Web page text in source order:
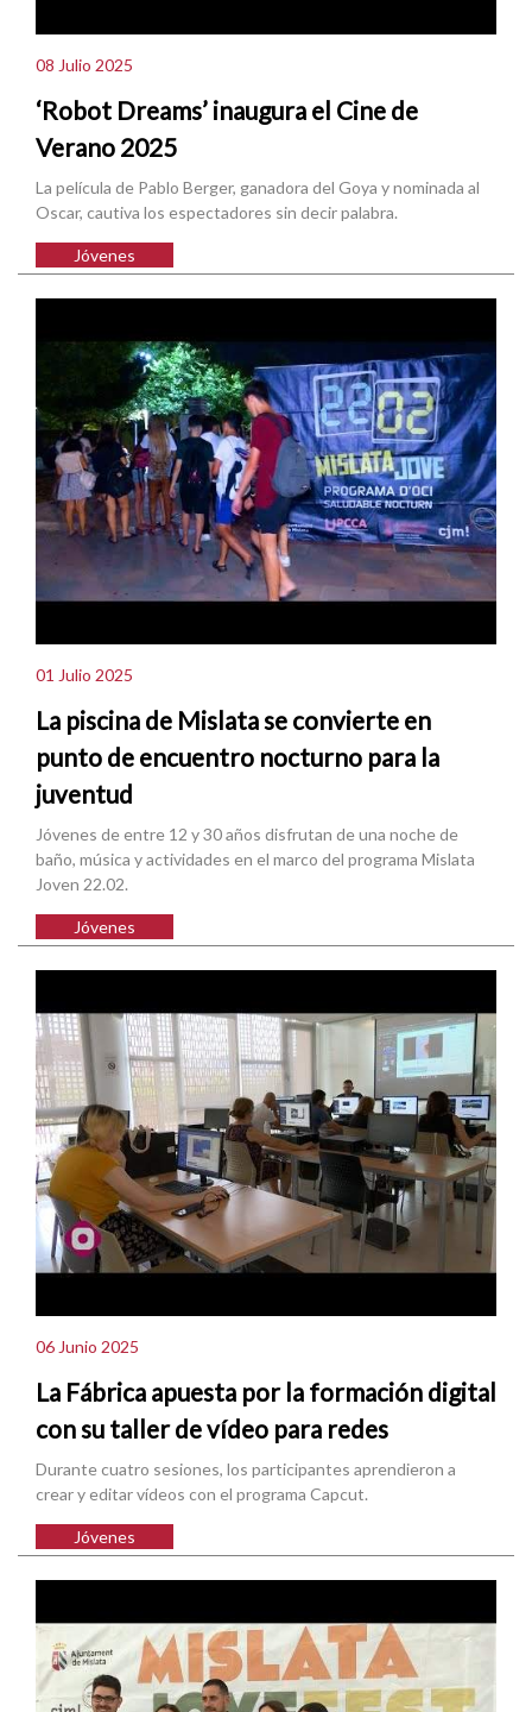
08 Julio 2025
‘Robot Dreams’ inaugura el Cine de
Verano 2025
La película de Pablo Berger, ganadora del Goya y nominada al
Oscar, cautiva los espectadores sin decir palabra.
Jóvenes
01 Julio 2025
La piscina de Mislata se convierte en
punto de encuentro nocturno para la
juventud
Jóvenes de entre 12 y 30 años disfrutan de una noche de
baño, música y actividades en el marco del programa Mislata
Joven 22.02.
Jóvenes
06 Junio 2025
La Fábrica apuesta por la formación digital
con su taller de vídeo para redes
Durante cuatro sesiones, los participantes aprendieron a
crear y editar vídeos con el programa Capcut.
Jóvenes